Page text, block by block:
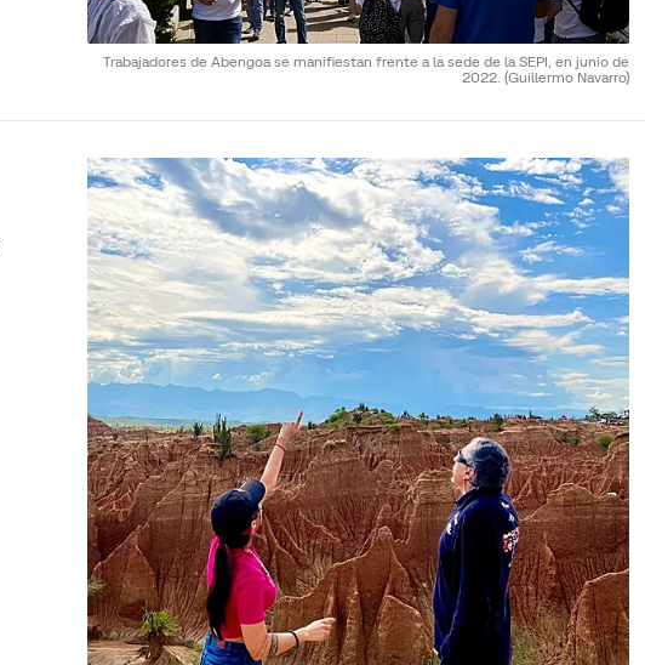
Trabajadores de Abengoa se manifiestan frente a la sede de la SEPI, en junio de
2022. (Guillermo Navarro)